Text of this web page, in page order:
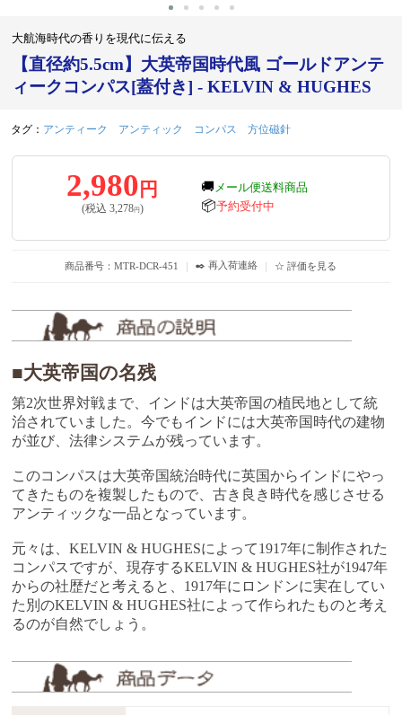
大航海時代の香りを現代に伝える
【直径約5.5cm】大英帝国時代風 ゴールドアンテ
ィークコンパス[蓋付き] - KELVIN & HUGHES
タグ： アンティーク アンティック コンパス 方位磁針
2,980 円
(税込 3,278円)
🚚 メール便送料商品
📦予約受付中
商品番号：MTR-DCR-451 ｜ ✒️ 再入荷連絡 ｜ ☆ 評価を見る
■大英帝国の名残
第2次世界対戦まで、インドは大英帝国の植民地として統
治されていました。今でもインドには大英帝国時代の建物
が並び、法律システムが残っています。
このコンパスは大英帝国統治時代に英国からインドにやっ
てきたものを複製したもので、古き良き時代を感じさせる
アンティックな一品となっています。
元々は、KELVIN & HUGHESによって1917年に制作された
コンパスですが、現存するKELVIN & HUGHES社が1947年
からの社歴だと考えると、1917年にロンドンに実在してい
た別のKELVIN & HUGHES社によって作られたものと考え
るのが自然でしょう。